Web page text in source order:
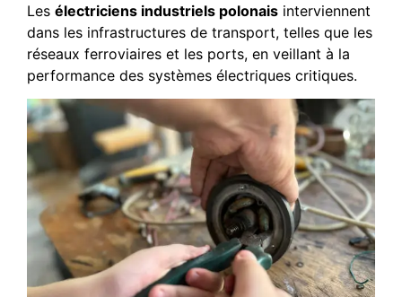
Les électriciens industriels polonais interviennent
dans les infrastructures de transport, telles que les
réseaux ferroviaires et les ports, en veillant à la
performance des systèmes électriques critiques.